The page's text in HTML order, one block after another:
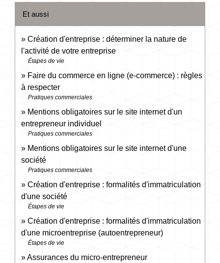
Et aussi
Création d'entreprise : déterminer la nature de
l'activité de votre entreprise
Étapes de vie
Faire du commerce en ligne (e-commerce) : règles
à respecter
Pratiques commerciales
Mentions obligatoires sur le site internet d'un
entrepreneur individuel
Pratiques commerciales
Mentions obligatoires sur le site internet d'une
société
Pratiques commerciales
Création d'entreprise : formalités d'immatriculation
d'une société
Étapes de vie
Création d'entreprise : formalités d'immatriculation
d'une microentreprise (autoentrepreneur)
Étapes de vie
Assurances du micro-entrepreneur